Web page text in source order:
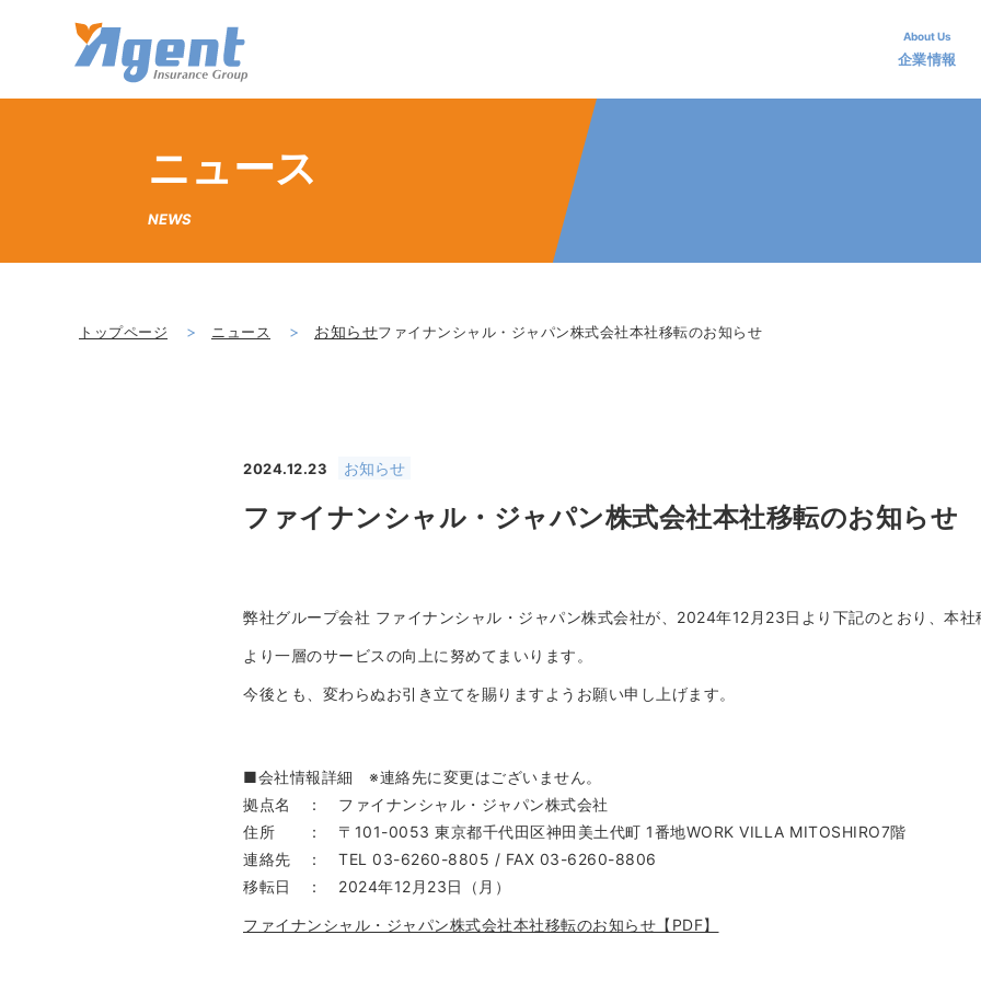
About Us
企業情報
ニュース
NEWS
トップページ ニュース お知らせファイナンシャル・ジャパン株式会社本社移転のお知らせ
2024.12.23 お知らせ
ファイナンシャル・ジャパン株式会社本社移転のお知らせ
弊社グループ会社 ファイナンシャル・ジャパン株式会社が、2024年12月23日より下記のとおり、本社
より一層のサービスの向上に努めてまいります。
今後とも、変わらぬお引き立てを賜りますようお願い申し上げます。
■会社情報詳細 ※連絡先に変更はございません。
拠点名 ： ファイナンシャル・ジャパン株式会社
住所 ： 〒101-0053 東京都千代田区神田美土代町 1番地WORK VILLA MITOSHIRO7階
連絡先 ： TEL 03-6260-8805 / FAX 03-6260-8806
移転日 ： 2024年12月23日（月）
ファイナンシャル・ジャパン株式会社本社移転のお知らせ【PDF】